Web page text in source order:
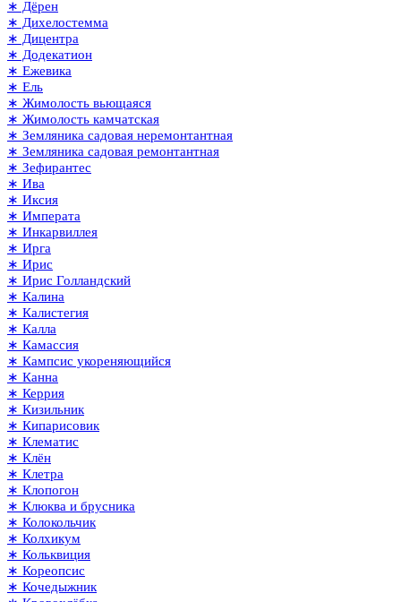
∗ Дёрен
∗ Дихелостемма
∗ Дицентра
∗ Додекатион
∗ Ежевика
∗ Ель
∗ Жимолость вьющаяся
∗ Жимолость камчатская
∗ Земляника садовая неремонтантная
∗ Земляника садовая ремонтантная
∗ Зефирантес
∗ Ива
∗ Иксия
∗ Императа
∗ Инкарвиллея
∗ Ирга
∗ Ирис
∗ Ирис Голландский
∗ Калина
∗ Калистегия
∗ Калла
∗ Камассия
∗ Кампсис укореняющийся
∗ Канна
∗ Керрия
∗ Кизильник
∗ Кипарисовик
∗ Клематис
∗ Клён
∗ Клетра
∗ Клопогон
∗ Клюква и брусника
∗ Колокольчик
∗ Колхикум
∗ Кольквиция
∗ Кореопсис
∗ Кочедыжник